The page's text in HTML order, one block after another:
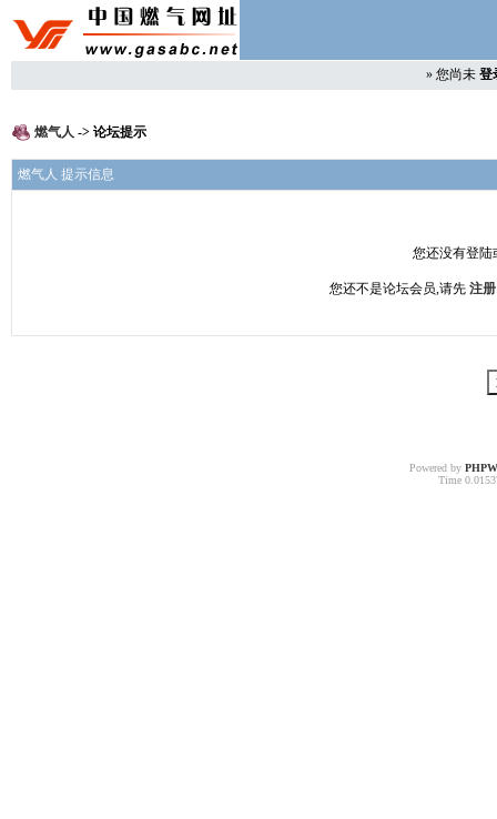
» 您尚未 登
燃气人 -> 论坛提示
燃气人 提示信息
您还没有登陆
您还不是论坛会员,请先 注册
Powered by
Time